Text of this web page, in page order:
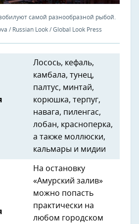
самой разнообразной рыбой.
/ Russian Look / Global Look Press
Лосось, кефаль,
камбала, тунец,
палтус, минтай,
корюшка, терпуг,
навага, пиленгас,
лобан, красноперка,
а также моллюски,
кальмары и мидии
На остановку
«Амурский залив»
можно попасть
практически на
любом городском